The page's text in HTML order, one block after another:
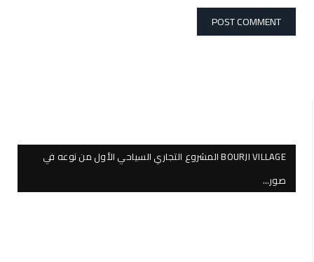
BOURJI VILLAGE المشروع التجاري السياحي الأول من نوعه في
صور…